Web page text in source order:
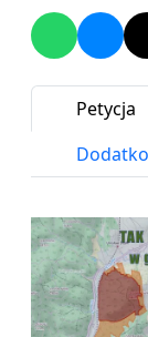
Petycja